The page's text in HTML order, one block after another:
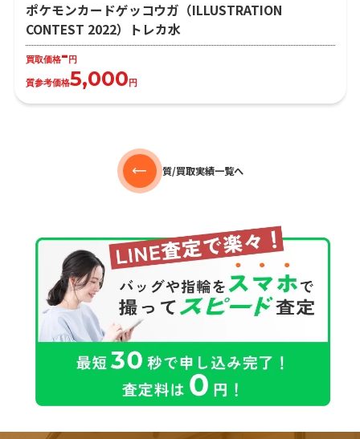
ポケモンカードゲッコウガ（ILLUSTRATION
CONTEST 2022）トレカ水
買取価格- 円
質参考価格5,000 円
質/買取実績一覧へ